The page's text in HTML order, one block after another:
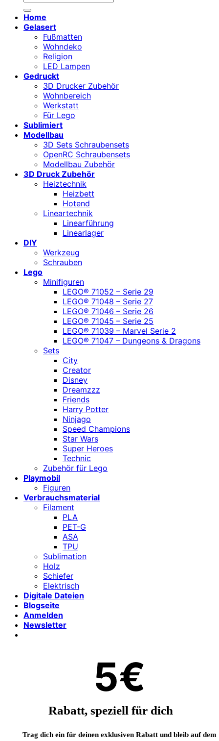
Home
Gelasert
Fußmatten
Wohndeko
Religion
LED Lampen
Gedruckt
3D Drucker Zubehör
Wohnbereich
Werkstatt
Für Lego
Sublimiert
Modellbau
3D Sets Schraubensets
OpenRC Schraubensets
Modellbau Zubehör
3D Druck Zubehör
Heiztechnik
Heizbett
Hotend
Lineartechnik
Linearführung
Linearlager
DIY
Werkzeug
Schrauben
Lego
Minifiguren
LEGO® 71052 – Serie 29
LEGO® 71048 – Serie 27
LEGO® 71046 – Serie 26
LEGO® 71045 – Serie 25
LEGO® 71039 – Marvel Serie 2
LEGO® 71047 – Dungeons & Dragons
Sets
City
Creator
Disney
Dreamzzz
Friends
Harry Potter
Ninjago
Speed Champions
Star Wars
Super Heroes
Technic
Zubehör für Lego
Playmobil
Figuren
Verbrauchsmaterial
Filament
PLA
PET-G
ASA
TPU
Sublimation
Holz
Schiefer
Elektrisch
Digitale Dateien
Blogseite
Anmelden
Newsletter
5€
Rabatt, speziell für dich
Trag dich ein für deinen exklusiven Rabatt und bleib auf dem